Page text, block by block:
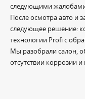
следующими
После осмотра авто и
следующее решение:
технологии Profi с
Мы разобрали салон,
отсутствии коррозии